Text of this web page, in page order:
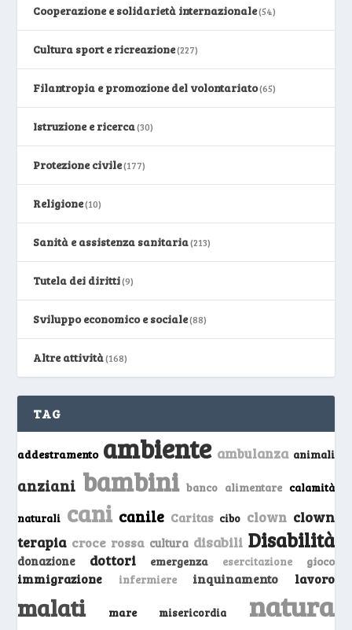
Cooperazione e solidarietà internazionale(54)
Cultura sport e ricreazione(227)
Filantropia e promozione del volontariato(65)
Istruzione e ricerca(30)
Protezione civile(177)
Religione(10)
Sanità e assistenza sanitaria(213)
Tutela dei diritti(9)
Sviluppo economico e sociale(88)
Altre attività(168)
TAG
addestramento ambiente ambulanza animali
anziani bambini banco alimentare calamità
naturali cani canile Caritas cibo clown clown
terapia croce rossa cultura disabili Disabilità
donazione dottori emergenza esercitazione gioco
immigrazione infermiere inquinamento lavoro
malati mare misericordia natura